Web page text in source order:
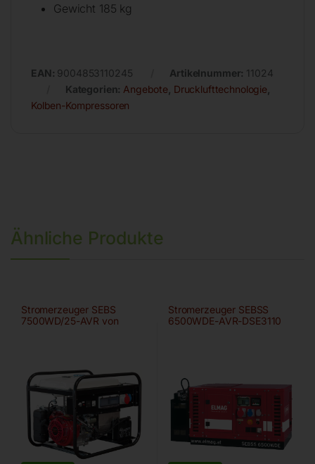
Gewicht 185 kg
EAN: 9004853110245 Artikelnummer: 11024
Kategorien: Angebote Drucklufttechnologie
Kolben-Kompressoren
Ähnliche Produkte
Stromerzeuger SEBS
7500WD/25-AVR von
Stromerzeuger SEBSS
6500WDE-AVR-DSE3110